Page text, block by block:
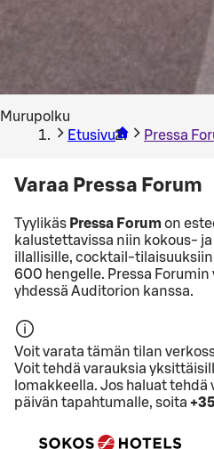
Murupolku
Etusivu
Pressa
Varaa Pressa Forum
Tyylikäs Pressa Forum on
kalustettavissa niin kokous-
illallisille, cocktail-
600 hengelle. Pressa Forumin
yhdessä Auditorion kanssa.
Voit varata tämän tilan
Voit tehdä varauksia
lomakkeella. Jos haluat
päivän tapahtumalle, soita